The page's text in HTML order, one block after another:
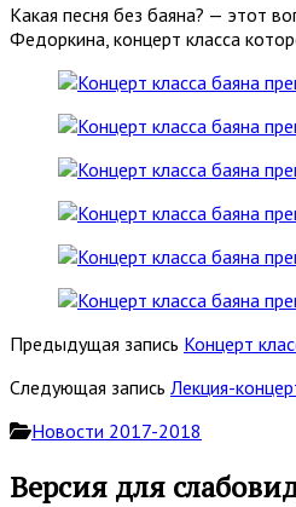
Какая песня без баяна? — этот
Федоркина, концерт класса
Предыдущая запись Концерт
Следующая запись Лекция-
Новости 2017-2018
Основная
Версия для